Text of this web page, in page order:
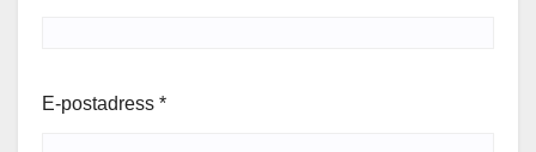
E-postadress *